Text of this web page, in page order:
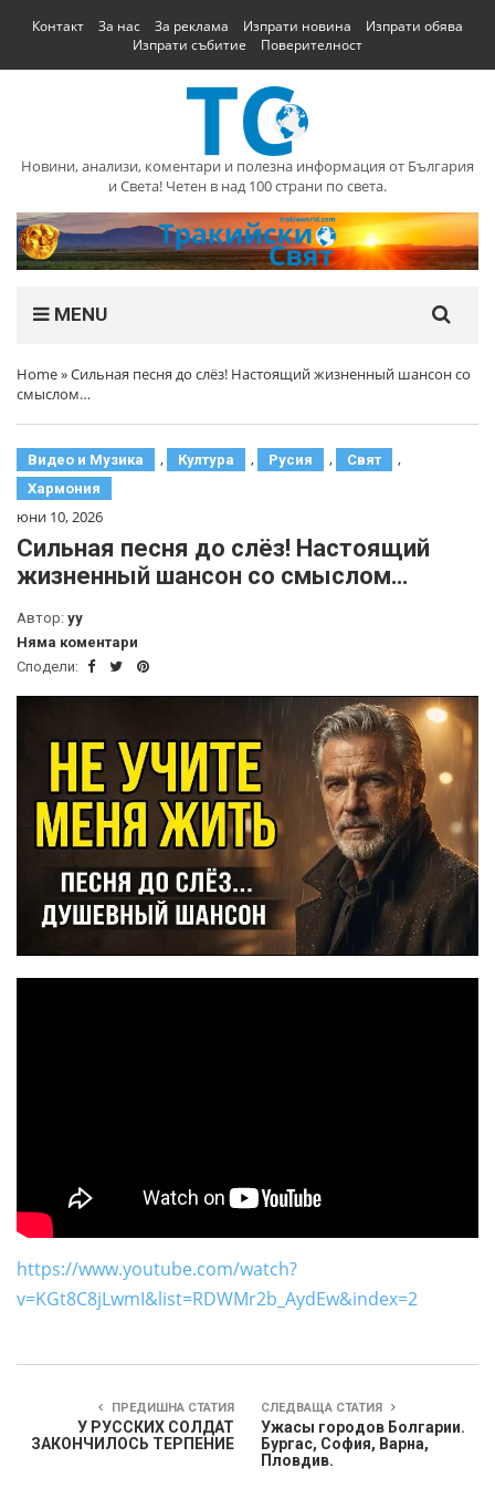
Контакт За нас За реклама Изпрати новина
Изпрати обява
Изпрати събитие
Поверителност
Новини, анализи, коментари и полезна информация от България
и Света! Четен в над 100 страни по света.
MENU
Home»Сильная песня до слёз! Настоящий жизненный шансон со
смыслом…
Видео и Музика , Култура , Русия , Свят ,
Хармония
юни 10, 2026
Сильная песня до слёз! Настоящий
жизненный шансон со смыслом…
Автор: yy
Няма коментари
Сподели:
https://www.youtube.com/watch?
v=KGt8C8jLwmI&list=RDWMr2b_AydEw&index=2
ПРЕДИШНА СТАТИЯ
У РУССКИХ СОЛДАТ
ЗАКОНЧИЛОСЬ ТЕРПЕНИЕ
СЛЕДВАЩА СТАТИЯ
Ужасы городов Болгарии.
Бургас, София, Варна,
Пловдив.